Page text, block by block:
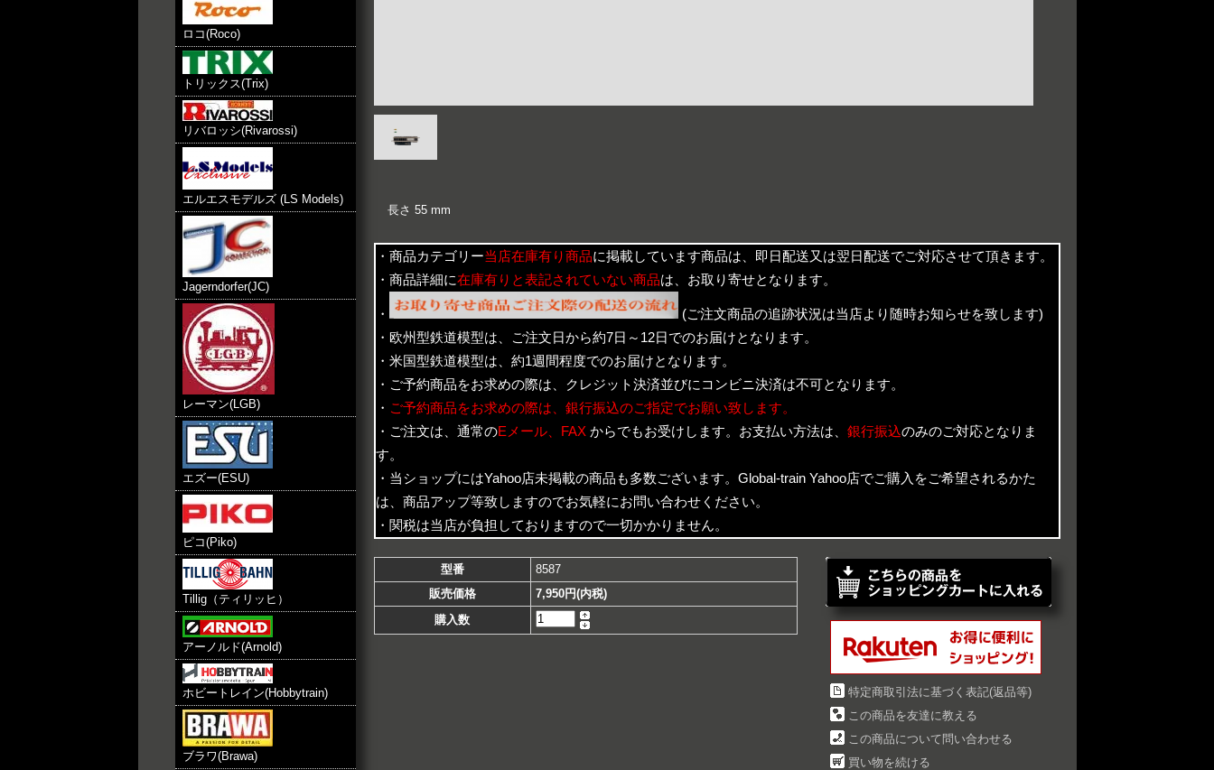
ロコ(Roco)
トリックス(Trix)
リバロッシ(Rivarossi)
エルエスモデルズ (LS Models)
Jagerndorfer(JC)
レーマン(LGB)
エズー(ESU)
ピコ(Piko)
Tillig（ティリッヒ）
アーノルド(Arnold)
ホビートレイン(Hobbytrain)
ブラワ(Brawa)
長さ 55 mm
・商品カテゴリー当店在庫有り商品に掲載しています商品は、即日配送又は翌日配送でご対応させて頂きます。
・商品詳細に在庫有りと表記されていない商品は、お取り寄せとなります。
・
(ご注文商品の追跡状況は当店より随時お知らせを致します)
・欧州型鉄道模型は、ご注文日から約7日～12日でのお届けとなります。
・米国型鉄道模型は、約1週間程度でのお届けとなります。
・ご予約商品をお求めの際は、クレジット決済並びにコンビニ決済は不可となります。
・ ご予約商品をお求めの際は、銀行振込のご指定でお願い致します。
・ご注文は、通常のEメール、FAXからでもお受けします。お支払い方法は、 銀行振込のみのご対応となりま
す。
・当ショップにはYahoo店未掲載の商品も多数ございます。Global-train Yahoo店でご購入をご希望されるかた
は、商品アップ等致しますのでお気軽にお問い合わせください。
・関税は当店が負担しておりますので一切かかりません。
型番
8587
販売価格
7,950円(内税)
購入数
特定商取引法に基づく表記(返品等)
この商品を友達に教える
この商品について問い合わせる
買い物を続ける